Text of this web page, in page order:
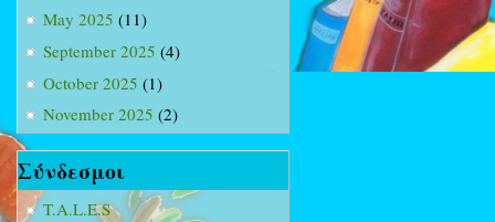
May 2025 (11)
September 2025 (4)
October 2025 (1)
November 2025 (2)
Σύνδεσμοι
T.A.L.E.S